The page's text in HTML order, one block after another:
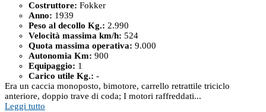
Costruttore: Fokker
Anno: 1939
Peso al decollo Kg.: 2.990
Velocità massima km/h: 524
Quota massima operativa: 9.000
Autonomia Km: 900
Equipaggio: 1
Carico utile Kg.: -
Era un caccia monoposto, bimotore, carrello retrattile triciclo
anteriore, doppio trave di coda; I motori raffreddati...
Leggi tutto